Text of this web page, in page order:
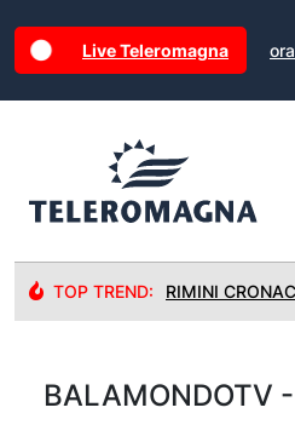
Live Teleromagna
TOP TREND: RIMINI